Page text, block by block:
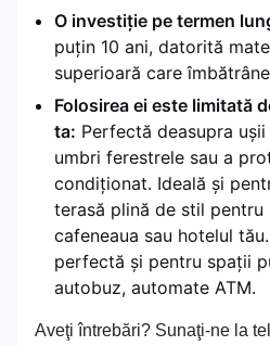
O investiție pe termen
puțin 10 ani, datorită
superioară care
Folosirea ei este limitată
ta: Perfectă deasupra
umbri ferestrele sau a
condiționat. Ideală și
terasă plină de stil pentru
cafeneaua sau hotelul
perfectă și pentru spații
autobuz, automate ATM.
Aveţi întrebări? Sunaţi-ne la